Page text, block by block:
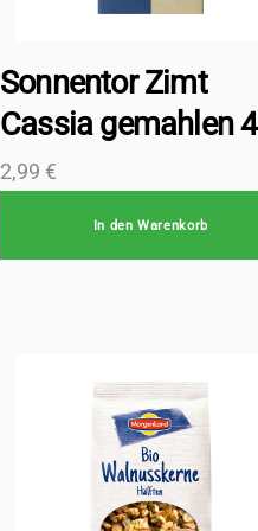
Sonnentor Zimt
Cassia gemahlen
2,99 €
In den Warenkorb